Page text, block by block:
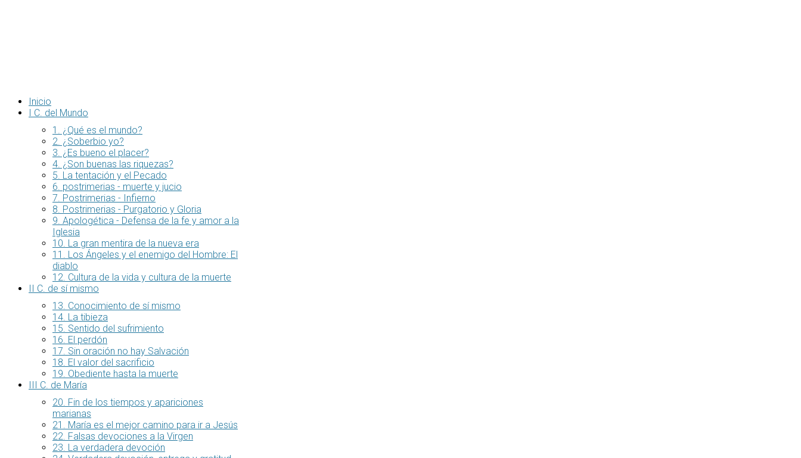
Inicio
I C. del Mundo
1. ¿Qué es el mundo?
2. ¿Soberbio yo?
3. ¿Es bueno el placer?
4. ¿Son buenas las riquezas?
5. La tentación y el Pecado
6. postrimerias - muerte y jucio
7. Postrimerias - Infierno
8. Postrimerias - Purgatorio y Gloria
9. Apologética - Defensa de la fe y amor a la
Iglesia
10. La gran mentira de la nueva era
11. Los Ángeles y el enemigo del Hombre: El
diablo
12. Cultura de la vida y cultura de la muerte
II C. de sí mismo
13. Conocimiento de sí mismo
14. La tibieza
15. Sentido del sufrimiento
16. El perdón
17. Sin oración no hay Salvación
18. El valor del sacrificio
19. Obediente hasta la muerte
III C. de María
20. Fin de los tiempos y apariciones
marianas
21. María es el mejor camino para ir a Jesús
22. Falsas devociones a la Virgen
23. La verdadera devoción